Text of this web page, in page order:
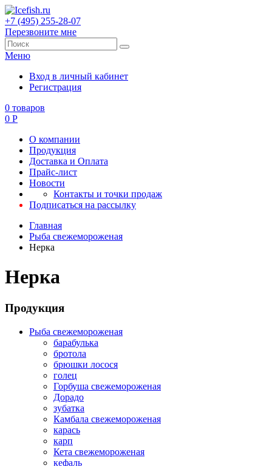
+7 (495) 255-28-07
Перезвоните мне
Меню
Вход в личный кабинет
Регистрация
0 товаров
0 Р
О компании
Продукция
Доставка и Оплата
Прайс-лист
Новости
Контакты и точки продаж
Подписаться на рассылку
Главная
Рыба свежемороженая
Нерка
Нерка
Продукция
Рыба свежемороженая
барабулька
бротола
брюшки лосося
голец
Горбуша свежемороженая
Дорадо
зубатка
Камбала свежемороженая
карась
карп
Кета свежемороженая
кефаль